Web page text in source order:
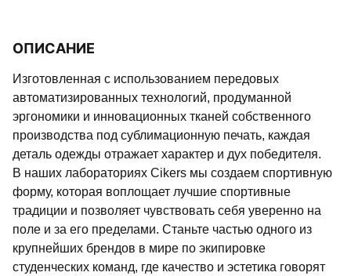
ОПИСАНИЕ
Изготовленная с использованием передовых
автоматизированных технологий, продуманной
эргономики и инновационных тканей собственного
производства под сублимационную печать, каждая
деталь одежды отражает характер и дух победителя.
В наших лабораториях Cikers мы создаем спортивную
форму, которая воплощает лучшие спортивные
традиции и позволяет чувствовать себя уверенно на
поле и за его пределами. Станьте частью одного из
крупнейших брендов в мире по экипировке
студенческих команд, где качество и эстетика говорят